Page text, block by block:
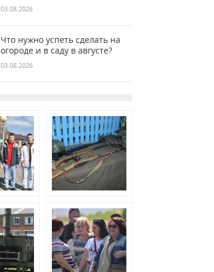
03.08.2026
Что нужно успеть сделать на
огороде и в саду в августе?
03.08.2026